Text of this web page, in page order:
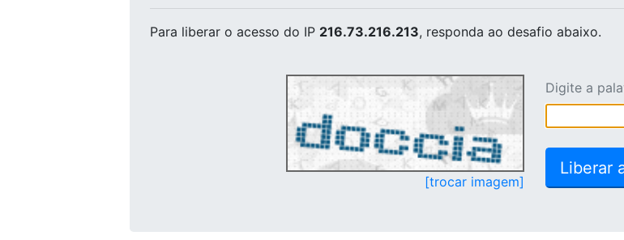
Para liberar o acesso do IP 216.73.216.213, responda ao desafio abaixo.
[trocar imagem]
Digite a